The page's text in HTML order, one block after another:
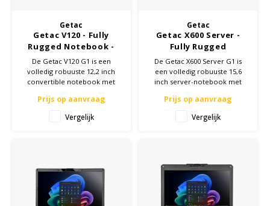
Getac
Getac V120 - Fully
Rugged Notebook -
12,2 inch -
Configuratie op maat
De Getac V120 G1 is een
volledig robuuste 12,2 inch
convertible notebook met
en AI-ondersteuning. IP66 en
MIL-STD-810H gecertificeerd.
Prijs op aanvraag
Vergelijk
Getac
Getac X600 Server -
Fully Rugged
Notebook - 15,6 inch -
Configuratie op maat
De Getac X600 Server G1 is
een volledig robuuste 15,6
inch server-notebook met
processor en Windows Server
2022. RAID 5 en tot 22 TB
opslag.
Prijs op aanvraag
Vergelijk